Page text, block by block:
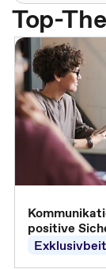
Top-
positive